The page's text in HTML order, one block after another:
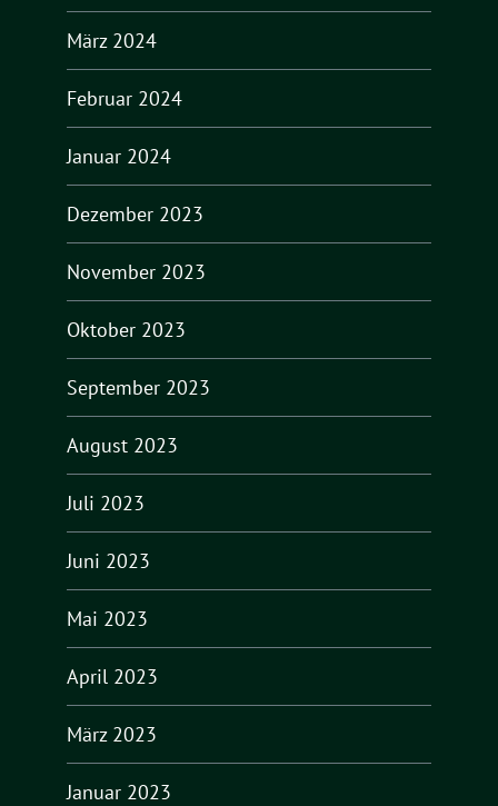
März 2024
Februar 2024
Januar 2024
Dezember 2023
November 2023
Oktober 2023
September 2023
August 2023
Juli 2023
Juni 2023
Mai 2023
April 2023
März 2023
Januar 2023